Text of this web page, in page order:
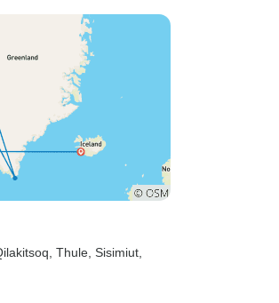
, Thule , Sisimiut